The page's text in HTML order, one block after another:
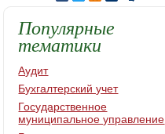
Популярные
тематики
Аудит
Бухгалтерский учет
Государственное
муниципальное управление